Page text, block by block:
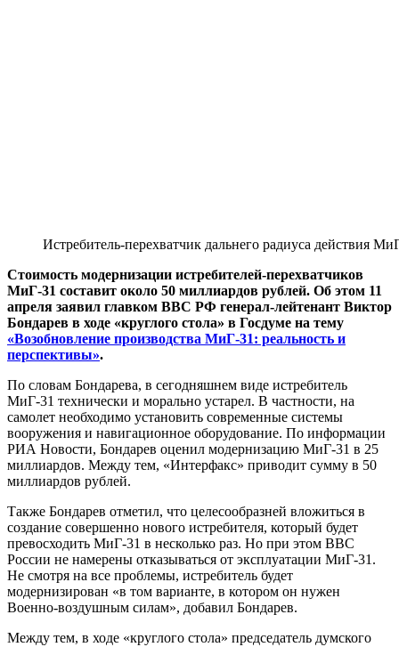
Истребитель-перехватчик дальнего радиуса действия
Стоимость модернизации истребителей-перехватчиков
МиГ-31 составит около 50 миллиардов рублей. Об этом 11
апреля заявил главком ВВС РФ генерал-лейтенант Виктор
Бондарев в ходе «круглого стола» в Госдуме на тему
«Возобновление производства МиГ-31: реальность и
перспективы».
По словам Бондарева, в сегодняшнем виде истребитель
МиГ-31 технически и морально устарел. В частности, на
самолет необходимо установить современные системы
вооружения и навигационное оборудование. По информации
РИА Новости, Бондарев оценил модернизацию МиГ-31 в 25
миллиардов. Между тем, «Интерфакс» приводит сумму в 50
миллиардов рублей.
Также Бондарев отметил, что целесообразней вложиться в
создание совершенно нового истребителя, который будет
превосходить МиГ-31 в несколько раз. Но при этом ВВС
России не намерены отказываться от эксплуатации МиГ-31.
Не смотря на все проблемы, истребитель будет
модернизирован «в том варианте, в котором он нужен
Военно-воздушным силам», добавил Бондарев.
Между тем, в ходе «круглого стола» председатель думского